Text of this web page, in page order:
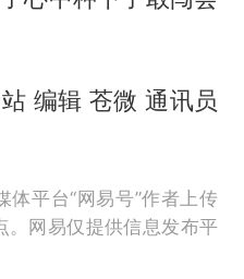
编辑 苍微 通讯员
平台“网易号”作者上传
。网易仅提供信息发布平